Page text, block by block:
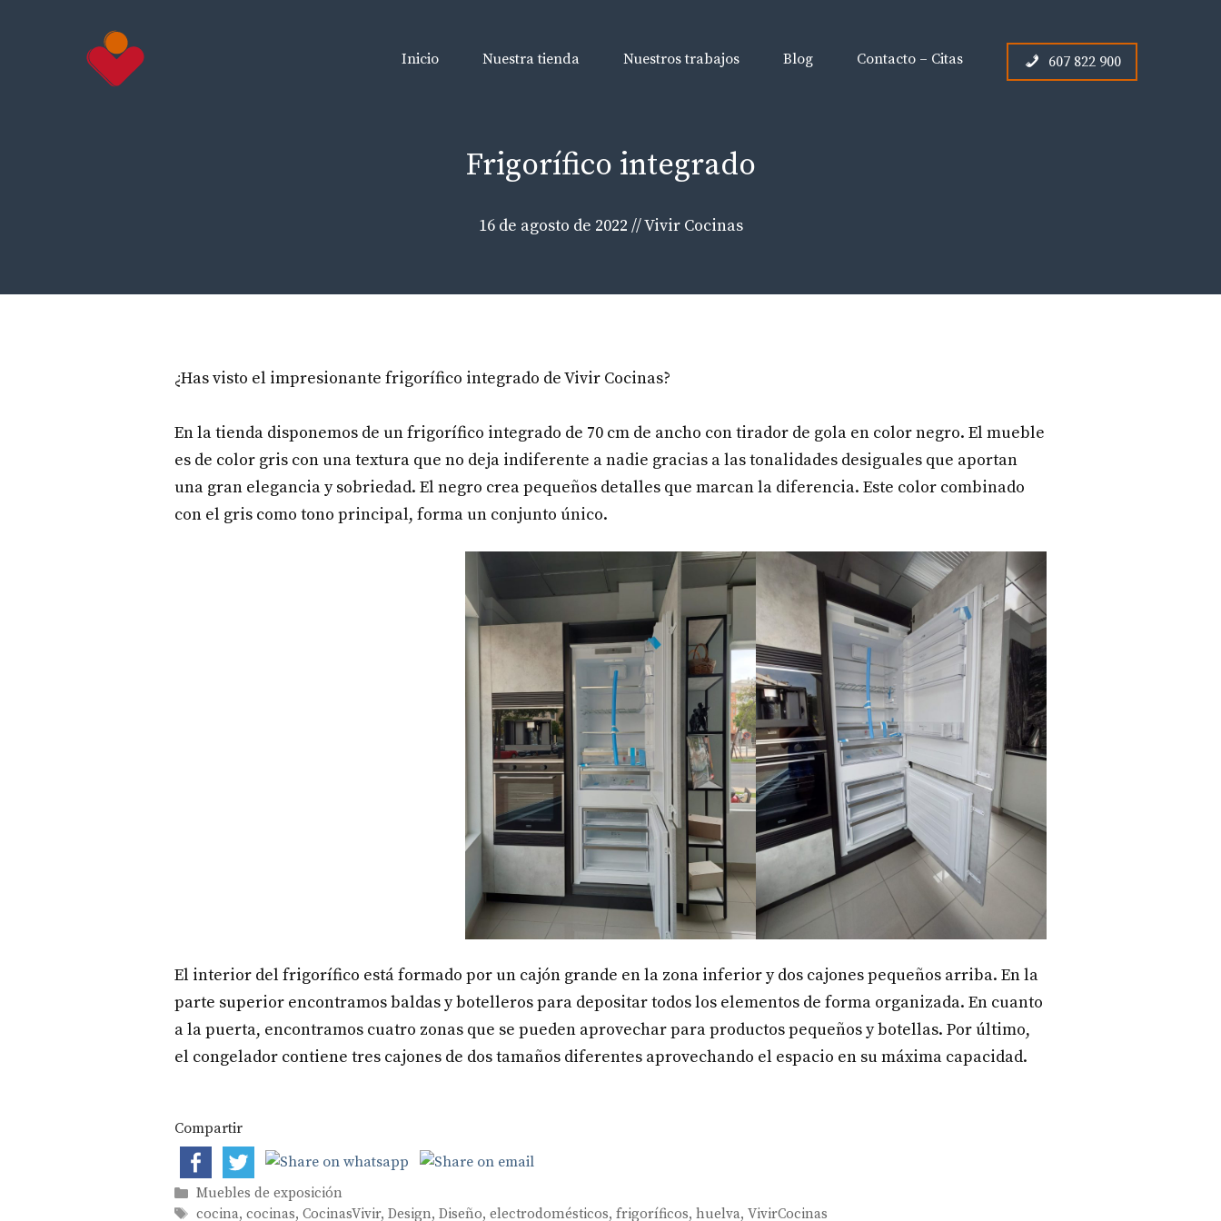
Inicio Nuestra tienda Nuestros trabajos Blog Contacto – Citas 607 822 900
Frigorífico integrado
16 de agosto de 2022 //Vivir Cocinas
¿Has visto el impresionante frigorífico integrado de Vivir Cocinas?
En la tienda disponemos de un frigorífico integrado de 70 cm de ancho con tirador de gola en color negro. El mueble
es de color gris con una textura que no deja indiferente a nadie gracias a las tonalidades desiguales que aportan
una gran elegancia y sobriedad. El negro crea pequeños detalles que marcan la diferencia. Este color combinado
con el gris como tono principal, forma un conjunto único.
El interior del frigorífico está formado por un cajón grande en la zona inferior y dos cajones pequeños arriba. En la
parte superior encontramos baldas y botelleros para depositar todos los elementos de forma organizada. En cuanto
a la puerta, encontramos cuatro zonas que se pueden aprovechar para productos pequeños y botellas. Por último,
el congelador contiene tres cajones de dos tamaños diferentes aprovechando el espacio en su máxima capacidad.
Compartir
Categorías
Muebles de exposición
Etiquetas
cocina,cocinas,CocinasVivir,Design,Diseño,electrodomésticos,frigoríficos,huelva,VivirCocinas